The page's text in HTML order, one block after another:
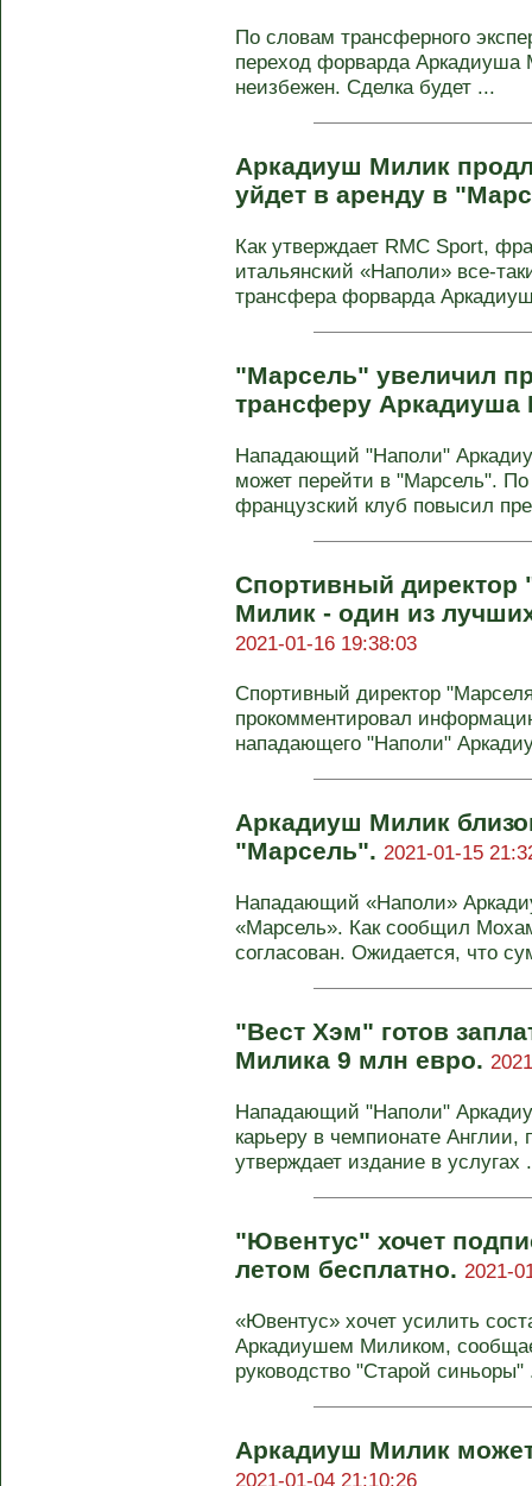
По словам трансферного
переход форварда
неизбежен. Сделка будет ...
Аркадиуш Милик
уйдет в аренду в
Как утверждает RMC Sport,
итальянский «Наполи» все-
трансфера форварда
"Марсель" увеличил
трансферу
Нападающий "Наполи"
может перейти в "Марсель".
французский клуб повысил
Спортивный
Милик - один из
2021-01-16 19:38:03
Спортивный директор
прокомментировал
нападающего "Наполи"
Аркадиуш Милик
"Марсель". 2021-01-15
Нападающий «Наполи»
«Марсель». Как сообщил
согласован. Ожидается, что
"Вест Хэм" готов
Милика 9 млн евро.
Нападающий "Наполи"
карьеру в чемпионате
утверждает издание в услугах
"Ювентус" хочет
летом бесплатно. 2021-
«Ювентус» хочет усилить
Аркадиушем Миликом,
руководство "Старой синьоры"
Аркадиуш Милик
2021-01-04 21:10:26